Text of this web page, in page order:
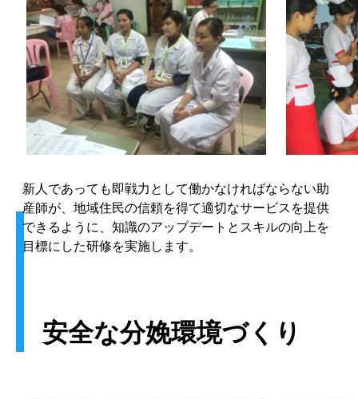
新人であっても即戦力として働かなければならない助
産師が、地域住民の信頼を得て適切なサービスを提供
できるように、知識のアップデートとスキルの向上を
目標にした研修を実施します。
安全な分娩環境づくり